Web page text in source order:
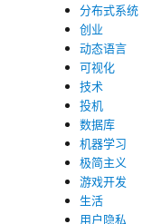
分布式系统
创业
动态语言
可视化
技术
投机
数据库
机器学习
极简主义
游戏开发
生活
用户隐私